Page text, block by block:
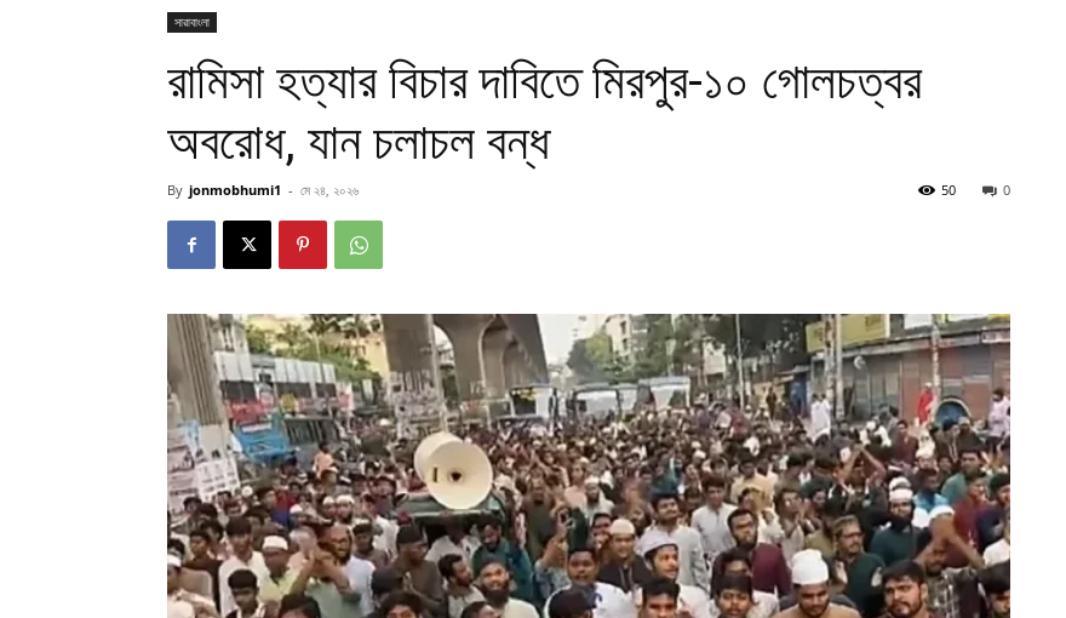
সারাবাংলা
রামিসা হত্যার বিচার দাবিতে মিরপুর-১০ গোলচত্বর
অবরোধ, যান চলাচল বন্ধ
By jonmobhumi1 - মে ২৪, ২০২৬ 0
50